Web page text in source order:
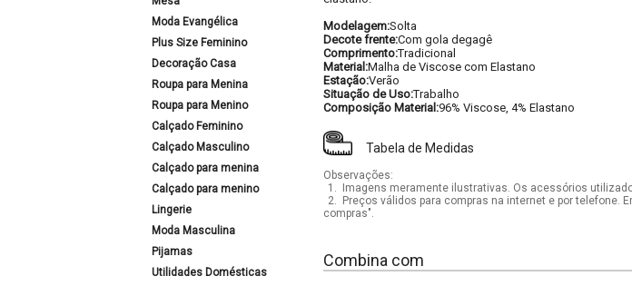
Moda Evangélica
Plus Size Feminino
Decoração Casa
Roupa para Menina
Roupa para Menino
Calçado Feminino
Calçado Masculino
Calçado para menina
Calçado para menino
Lingerie
Moda Masculina
Pijamas
Utilidades Domésticas
Modelagem:Solta
Decote frente:Com gola degagê
Comprimento:Tradicional
Material:Malha de Viscose com Elastano
Estação:Verão
Situação de Uso:Trabalho
Composição Material:96% Viscose, 4% Elastano
Tabela de Medidas
Observações:
1.
Imagens meramente ilustrativas. Os acessórios
2.
Preços válidos para compras na internet e por telefone.
compras".
Combina com